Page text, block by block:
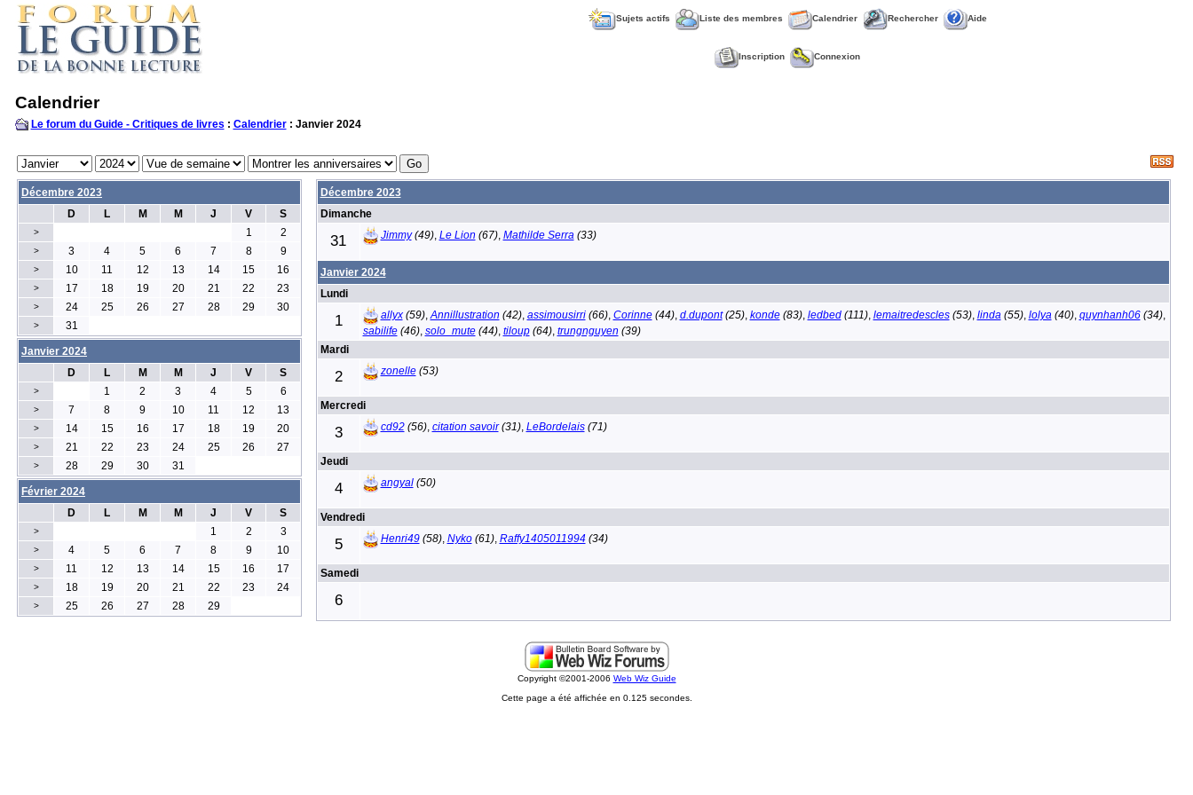
Sujets actifs Liste des membres Calendrier Rechercher Aide
Inscription Connexion
Calendrier
Le forum du Guide - Critiques de livres : Calendrier: Janvier 2024
Décembre 2023
D
L M M J V S
> 1 2
> 3 4 5 6 7 8 9
> 10 11 12 13 14 15 16
> 17 18 19 20 21 22 23
> 24 25 26 27 28 29 30
> 31
Décembre 2023
Dimanche
31 Jimmy(49), Le Lion (67), Mathilde Serra (33)
Janvier 2024
Lundi
1 allyx(59), Annillustration (42), assimousirri(66), Corinne(44), d.dupont(25), konde(83), ledbed(111), lemaitredescles(53), linda (55), lolya (40), quynhanh06(34),
sabilife(46), solo_mute(44), tiloup(64), trungnguyen (39)
Mardi
2 zonelle(53)
Mercredi
3 cd92(56), citation savoir(31), LeBordelais(71)
Jeudi
4 angyal(50)
Vendredi
5 Henri49(58), Nyko(61), Raffy1405011994(34)
Samedi
6
Janvier 2024
D
L M M J V S
> 1 2 3 4 5 6
> 7 8 9 10 11 12 13
> 14 15 16 17 18 19 20
> 21 22 23 24 25 26 27
> 28 29 30 31
Février 2024
D
L M M J V S
> 1 2 3
> 4 5 6 7 8 9 10
> 11 12 13 14 15 16 17
> 18 19 20 21 22 23 24
> 25 26 27 28 29
Copyright ©2001-2006 Web Wiz Guide
Cette page a été affichée en 0.125 secondes.